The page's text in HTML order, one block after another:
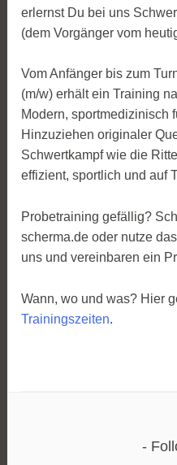
erlernst Du bei uns
(dem Vorgänger vom
Vom Anfänger bis zum
(m/w) erhält ein Training
Modern, sportmedizinisch
Hinzuziehen originaler
Schwertkampf wie die
effizient, sportlich und auf
Probetraining gefällig?
scherma.de oder nutze das
uns und vereinbaren ein
Wann, wo und was? Hier
Trainingszeiten.